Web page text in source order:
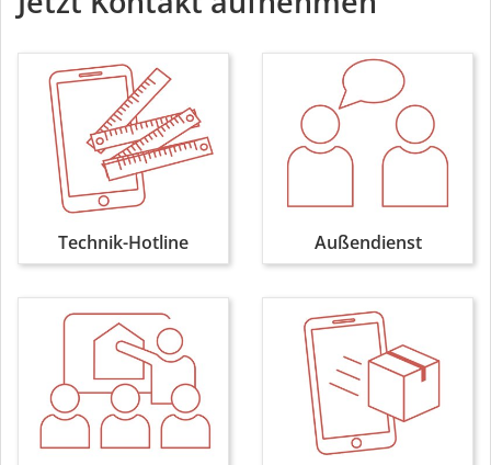
Technik-Hotline Außendienst